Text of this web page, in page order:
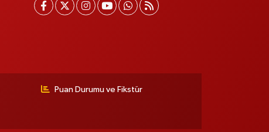
Puan Durumu ve Fikstür